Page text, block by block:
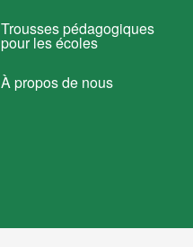
Trousses pédagogiques
pour les écoles
À propos de nous